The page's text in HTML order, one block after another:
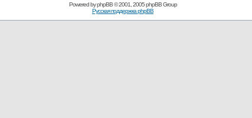
Powered byphpBB© 2001, 2005 phpBB Group
Русская поддержка phpBB